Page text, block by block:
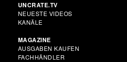
UNCRATE.TV
NEUESTE VIDEOS
KANÄLE
MAGAZINE
AUSGABEN KAUFEN
FACHHÄNDLER